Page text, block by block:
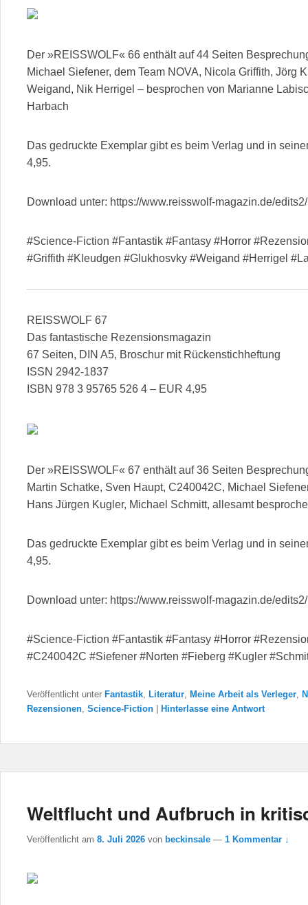
Der »REISSWOLF« 66 enthält auf 44 Seiten
Michael Siefener, dem Team NOVA, Nicola Griffith, Jörg
Weigand, Nik Herrigel – besprochen von Marianne
Harbach
Das gedruckte Exemplar gibt es beim Verlag und in
4,95.
Download unter: https://www.reisswolf-magazin.de/
#Science-Fiction #Fantastik #Fantasy #Horror
#Griffith #Kleudgen #Glukhosvky #Weigand #Herrigel
REISSWOLF 67
Das fantastische Rezensionsmagazin
67 Seiten, DIN A5, Broschur mit Rückenstichheftung
ISSN 2942-1837
ISBN 978 3 95765 526 4 – EUR 4,95
Der »REISSWOLF« 67 enthält auf 36 Seiten
Martin Schatke, Sven Haupt, C240042C, Michael
Hans Jürgen Kugler, Michael Schmitt, allesamt
Das gedruckte Exemplar gibt es beim Verlag und in
4,95.
Download unter: https://www.reisswolf-magazin.de/
#Science-Fiction #Fantastik #Fantasy #Horror
#C240042C #Siefener #Norten #Fieberg #Kugler
Veröffentlicht unter Fantastik, Literatur, Meine Arbeit als Verleger,
Rezensionen, Science-Fiction Hinterlasse eine Antwort
Weltflucht und Aufbruch in
Veröffentlicht am 8. Juli 2026 von beckinsale — 1 Kommentar ↓